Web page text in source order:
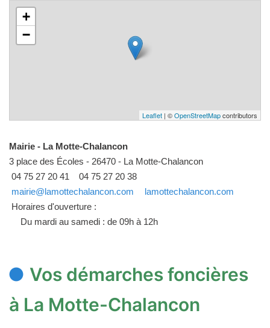
+
−
Leaflet | ©OpenStreetMapcontributors
Mairie - La Motte-Chalancon
3 place des Écoles - 26470 - La Motte-Chalancon
04 75 27 20 41
04 75 27 20 38
mairie@lamottechalancon.com
lamottechalancon.com
Horaires d'ouverture :
Du mardi au samedi : de 09h à 12h
Vos démarches foncières
à La Motte-Chalancon